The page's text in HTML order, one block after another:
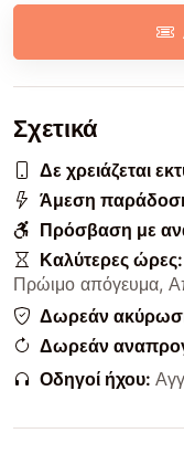
Σχετικά
Δε χρειάζεται
Άμεση παράδοση
Πρόσβαση με
Καλύτερες ώρες:
Πρώιμο απόγευμα,
Δωρεάν
Δωρεάν
Οδηγοί ήχου: